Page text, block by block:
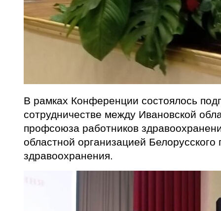
В рамках Конференции состоялось
сотрудничестве между Ивановской
профсоюза работников
областной организацией
здравоохранения.